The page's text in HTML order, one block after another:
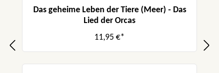
Das geheime Leben der Tiere (Meer) - Das
Lied der Orcas
11,95 €*